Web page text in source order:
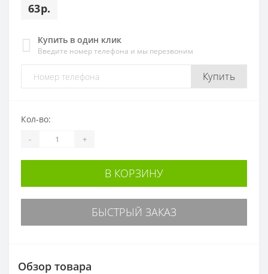
63р.
Купить в один клик
Введите номер телефона и мы перезвоним
Купить
Кол-во:
- +
В КОРЗИНУ
БЫСТРЫЙ ЗАКАЗ
Обзор товара